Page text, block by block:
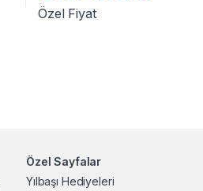
Özel Fiyat
Özel Sayfalar
Yılbaşı Hediyeleri